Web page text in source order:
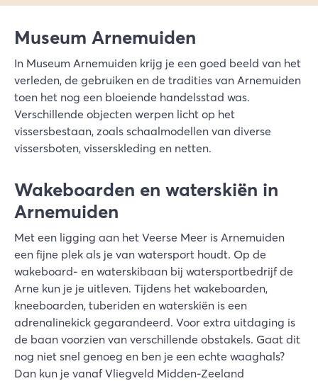
Museum Arnemuiden
In Museum Arnemuiden krijg je een goed beeld van het
verleden, de gebruiken en de tradities van Arnemuiden
toen het nog een bloeiende handelsstad was.
Verschillende objecten werpen licht op het
vissersbestaan, zoals schaalmodellen van diverse
vissersboten, visserskleding en netten.
Wakeboarden en waterskiën in
Arnemuiden
Met een ligging aan het Veerse Meer is Arnemuiden
een fijne plek als je van watersport houdt. Op de
wakeboard- en waterskibaan bij watersportbedrijf de
Arne kun je je uitleven. Tijdens het wakeboarden,
kneeboarden, tuberiden en waterskiën is een
adrenalinekick gegarandeerd. Voor extra uitdaging is
de baan voorzien van verschillende obstakels. Gaat dit
nog niet snel genoeg en ben je een echte waaghals?
Dan kun je vanaf Vliegveld Midden-Zeeland